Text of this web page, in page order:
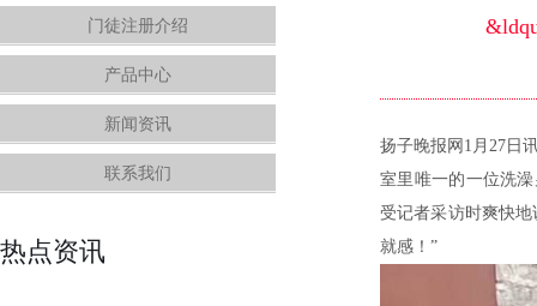
门徒注册介绍
产品中心
新闻资讯
联系我们
热点资讯
扬子晚报网1月27日
室里唯一的一位洗
受记者采访时爽快
就感！”